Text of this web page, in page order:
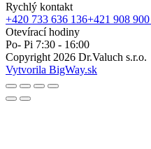
Rychlý kontakt
+420 733 636 136+421 908
Otevírací hodiny
Po- Pi 7:30 - 16:00
Copyright 2026 Dr.Valuch s.r.o.
Vytvorila BigWay.sk